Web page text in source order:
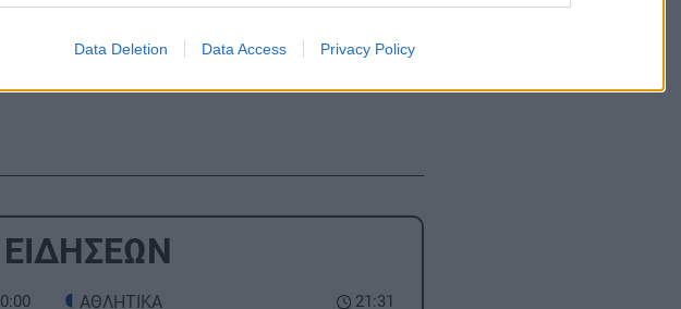
Data Deletion Data Access Privacy Policy
-Σε καραντίνα 1.700 άτομα
21:31
ΑΘΛΗΤΙΚΑ